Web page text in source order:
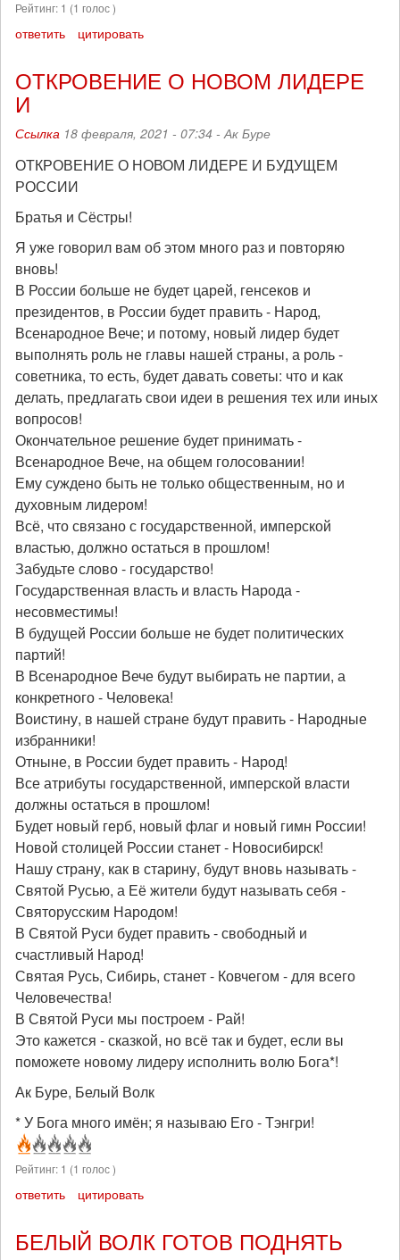
Рейтинг: 1 (1 голос )
ответить цитировать
ОТКРОВЕНИЕ О НОВОМ ЛИДЕРЕ
И
Ссылка 18 февраля, 2021 - 07:34 -Ак Буре
ОТКРОВЕНИЕ О НОВОМ ЛИДЕРЕ И БУДУЩЕМ
РОССИИ
Братья и Сёстры!
Я уже говорил вам об этом много раз и повторяю
вновь!
В России больше не будет царей, генсеков и
президентов, в России будет править - Народ,
Всенародное Вече; и потому, новый лидер будет
выполнять роль не главы нашей страны, а роль -
советника, то есть, будет давать советы: что и как
делать, предлагать свои идеи в решения тех или иных
вопросов!
Окончательное решение будет принимать -
Всенародное Вече, на общем голосовании!
Ему суждено быть не только общественным, но и
духовным лидером!
Всё, что связано с государственной, имперской
властью, должно остаться в прошлом!
Забудьте слово - государство!
Государственная власть и власть Народа -
несовместимы!
В будущей России больше не будет политических
партий!
В Всенародное Вече будут выбирать не партии, а
конкретного - Человека!
Воистину, в нашей стране будут править - Народные
избранники!
Отныне, в России будет править - Народ!
Все атрибуты государственной, имперской власти
должны остаться в прошлом!
Будет новый герб, новый флаг и новый гимн России!
Новой столицей России станет - Новосибирск!
Нашу страну, как в старину, будут вновь называть -
Святой Русью, а Её жители будут называть себя -
Святорусским Народом!
В Святой Руси будет править - свободный и
счастливый Народ!
Святая Русь, Сибирь, станет - Ковчегом - для всего
Человечества!
В Святой Руси мы построем - Рай!
Это кажется - сказкой, но всё так и будет, если вы
поможете новому лидеру исполнить волю Бога*!
Ак Буре, Белый Волк
* У Бога много имён; я называю Его - Тэнгри!
Рейтинг: 1 (1 голос )
ответить цитировать
БЕЛЫЙ ВОЛК ГОТОВ ПОДНЯТЬ